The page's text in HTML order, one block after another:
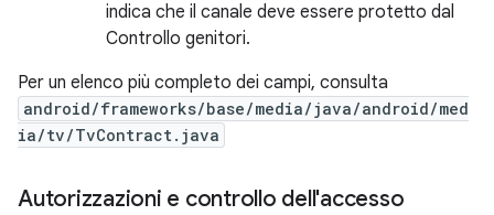
indica che il canale deve essere protetto dal
Controllo genitori.
Per un elenco più completo dei campi, consulta
android/frameworks/base/media/java/android/med
ia/tv/TvContract.java
Autorizzazioni e controllo dell'accesso